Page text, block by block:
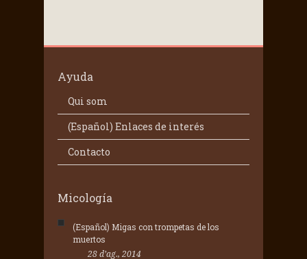
Ayuda
Qui som
(Español) Enlaces de interés
Contacto
Micología
(Español) Migas con trompetas de los
muertos
28 d’ag., 2014